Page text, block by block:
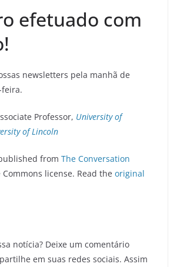
efetuado com
newsletters pela manhã de
feira.
Professor, University of
of Lincoln
from The Conversation
license. Read the original
notícia? Deixe um comentário
em suas redes sociais. Assim